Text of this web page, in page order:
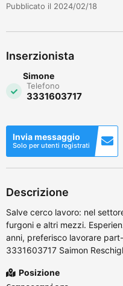
Pubblicato il 2024/02/18
Inserzionista
Simone
Telefono
3331603717
Invia messaggio
Solo per utenti registrati
Descrizione
Salve cerco lavoro: nel
furgoni e altri mezzi.
anni, preferisco lavorare
3331603717 Saimon
Posizione